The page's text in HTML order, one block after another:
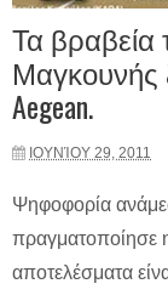
Τα βραβεία
Μαγκουνής
Aegean.
ΙΟΥΝΊΟΥ 29, 2011
Ψηφοφορία
πραγματοποίησε
αποτελέσματα